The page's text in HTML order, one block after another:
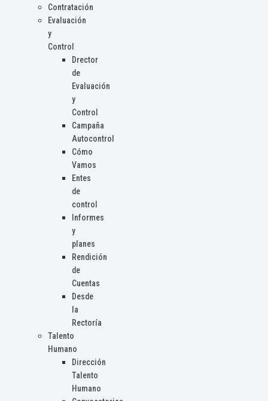
Contratación
Evaluación
y
Control
Drector
de
Evaluación
y
Control
Campaña
Autocontrol
Cómo
Vamos
Entes
de
control
Informes
y
planes
Rendición
de
Cuentas
Desde
la
Rectoría
Talento
Humano
Dirección
Talento
Humano